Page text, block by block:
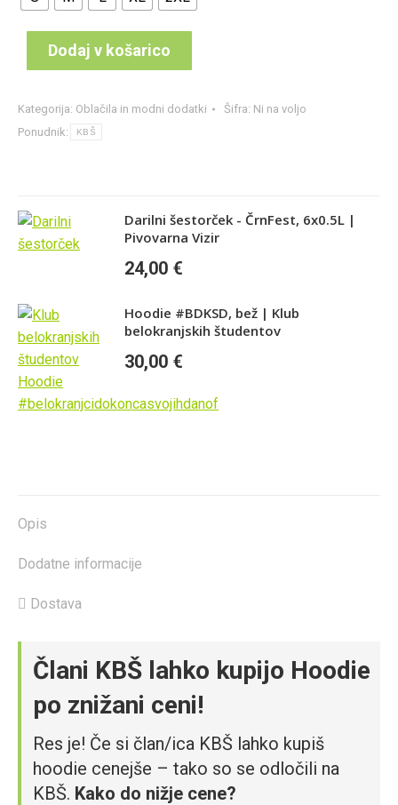
Dodaj v košarico
Kategorija: Oblačila in modni dodatki Šifra: Ni na voljo
Ponudnik:
KBŠ
Darilni šestorček - ČrnFest, 6x0.5L |
Pivovarna Vizir
24,00 €
Hoodie #BDKSD, bež | Klub
belokranjskih študentov
30,00 €
Opis
Dodatne informacije
Dostava
Člani KBŠ lahko kupijo Hoodie
po znižani ceni!
Res je! Če si član/ica KBŠ lahko kupiš
hoodie cenejše – tako so se odločili na
KBŠ. Kako do nižje cene?